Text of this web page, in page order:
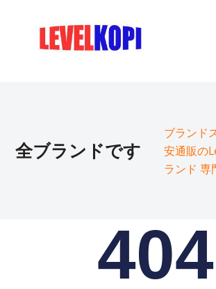
全ブランドです
ブランド
安通販の
ランド 専
404